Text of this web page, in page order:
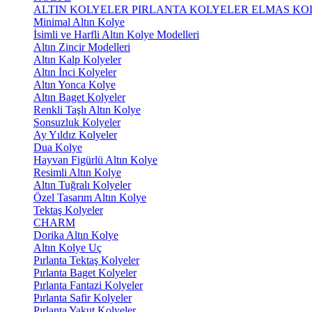
ALTIN KOLYELER PIRLANTA KOLYELER ELMAS
Minimal Altın Kolye
İsimli ve Harfli Altın Kolye Modelleri
Altın Zincir Modelleri
Altın Kalp Kolyeler
Altın İnci Kolyeler
Altın Yonca Kolye
Altın Baget Kolyeler
Renkli Taşlı Altın Kolye
Sonsuzluk Kolyeler
Ay Yıldız Kolyeler
Dua Kolye
Hayvan Figürlü Altın Kolye
Resimli Altın Kolye
Altın Tuğralı Kolyeler
Özel Tasarım Altın Kolye
Tektaş Kolyeler
CHARM
Dorika Altın Kolye
Altın Kolye Uç
Pırlanta Tektaş Kolyeler
Pırlanta Baget Kolyeler
Pırlanta Fantazi Kolyeler
Pırlanta Safir Kolyeler